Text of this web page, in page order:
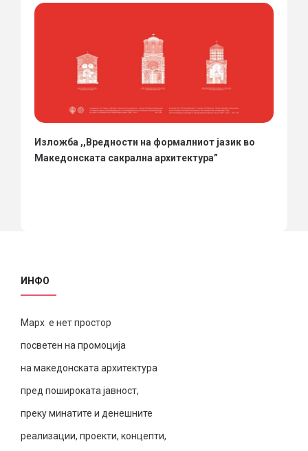
Изложба ,,Вредности на формалниот јазик во
Македонската сакрална архитектура”
ИНФО
Марх е нет простор
посветен на промоција
на македонската архитектура
пред пошироката јавност,
преку минатите и денешните
реализации, проекти, концепти,